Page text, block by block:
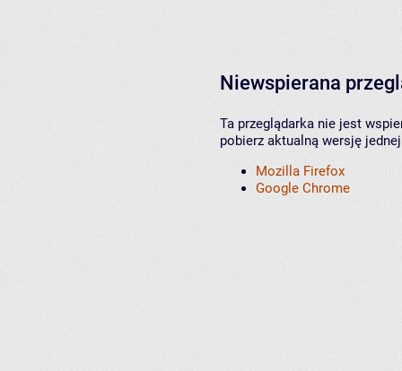
Niewspierana
Ta przeglądarka nie jest
pobierz aktualną wersję
Mozilla Firefox
Google Chrome